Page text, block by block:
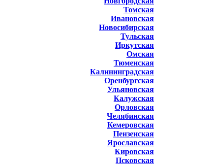
Томская
Ивановская
Новосибирская
Тульская
Иркутская
Омская
Тюменская
Калининградская
Оренбургская
Ульяновская
Калужская
Орловская
Челябинская
Кемеровская
Пензенская
Ярославская
Кировская
Псковская